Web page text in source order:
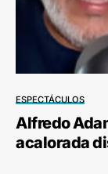
ESPECTÁCULOS
Alfredo
acalorada